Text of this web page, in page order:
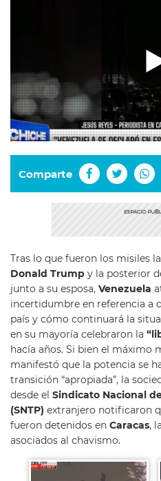
Comparte
Tras lo que fueron los misiles
Donald Trump y la posterior
junto a su esposa, Venezuela
incertidumbre en referencia a
país y cómo continuará la
en su mayoría celebraron la
hacía años. Si bien el máximo
manifestó que la potencia se
transición “apropiada”, la
desde el Sindicato Nacional
(SNTP) extranjero notificaron
fueron detenidos en Caracas,
asociados al chavismo.